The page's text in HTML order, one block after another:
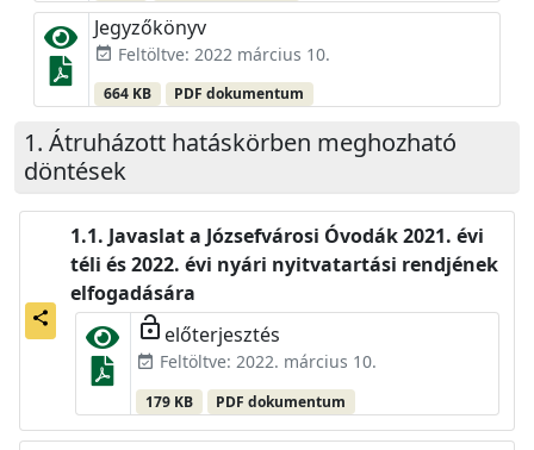
Jegyzőkönyv
event_available Feltöltve: 2022 március 10.
664 KB PDF dokumentum
Átruházott hatáskörben meghozható
döntések
share
Javaslat a Józsefvárosi Óvodák 2021. évi
téli és 2022. évi nyári nyitvatartási rendjének
elfogadására
lock_open előterjesztés
event_available Feltöltve: 2022. március 10.
179 KB PDF dokumentum